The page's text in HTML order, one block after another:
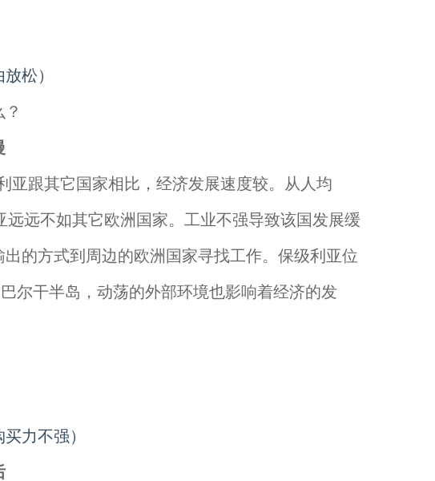
松）
跟其它国家相比，经济发展速度较。从人均
远远不如其它欧洲国家。工业不强导致该国发展缓
的方式到周边的欧洲国家寻找工作。保级利亚位
尔干半岛，动荡的外部环境也影响着经济的发
力不强）